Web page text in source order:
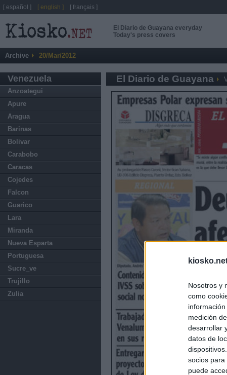
Nosotros y
como
medición
desarrollar
datos de
socios para
puede
El Diario de Guayana everyday
Today's press covers
Archive 20/Mar/2012
Venezuela
Anzoategui
Apure
Aragua
Barinas
Bolivar
Carabobo
Caracas
Cojedes
Falcon
Guarico
Lara
Miranda
Nueva Esparta
Portuguesa
Sucre_ve
Trujillo
Zulia
El Diario de Guayana
[ español ] [ english ] [ français ]